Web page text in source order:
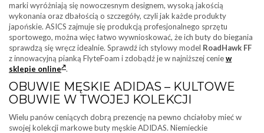
marki wyróżniają się nowoczesnym designem, wysoką jakością
wykonania oraz dbałością o szczegóły, czyli jak każde produkty
japońskie. ASICS zajmuje się produkcją profesjonalnego sprzętu
sportowego, można więc łatwo wywnioskować, że ich buty do biegania
sprawdzą się wręcz idealnie. Sprawdź ich stylowy model RoadHawk FF
z innowacyjną pianką FlyteFoam i zdobądź je w najniższej ceniew
sklepie online .
OBUWIE MĘSKIE ADIDAS – KULTOWE
OBUWIE W TWOJEJ KOLEKCJI
Wielu panów ceniących dobrą prezencję na pewno chciałoby mieć w
swojej kolekcji markowe buty męskie ADIDAS. Niemieckie